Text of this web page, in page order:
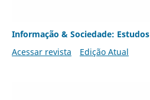
Informação & Sociedade: Estudos
Acessar revista
Edição Atual